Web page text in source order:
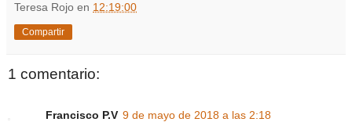
Teresa Rojo en 12:19:00
Compartir
1 comentario:
Francisco P.V 9 de mayo de 2018 a las 2:18